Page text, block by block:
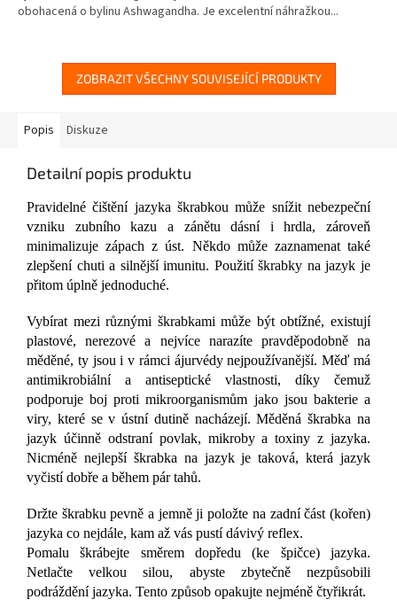
5
obohacená o bylinu Ashwagandha. Je excelentní náhražkou...
ZOBRAZIT VŠECHNY SOUVISEJÍCÍ PRODUKTY
Popis Diskuze
Detailní popis produktu
Pravidelné čištění jazyka škrabkou může snížit nebezpeční
vzniku zubního kazu a zánětu dásní i hrdla, zároveň
minimalizuje zápach z úst. Někdo může zaznamenat také
zlepšení chuti a silnější imunitu. Použití škrabky na jazyk je
přitom úplně jednoduché.
Vybírat mezi různými škrabkami může být obtížné, existují
plastové, nerezové a nejvíce narazíte pravděpodobně na
měděné, ty jsou i v rámci ájurvédy nejpoužívanější. Měď má
antimikrobiální a antiseptické vlastnosti, díky čemuž
podporuje boj proti mikroorganismům jako jsou bakterie a
viry, které se v ústní dutině nacházejí. Měděná škrabka na
jazyk účinně odstraní povlak, mikroby a toxiny z jazyka.
Nicméně nejlepší škrabka na jazyk je taková, která jazyk
vyčistí dobře a během pár tahů.
Držte škrabku pevně a jemně ji položte na zadní část (kořen)
jazyka co nejdále, kam až vás pustí dávivý reflex.
Pomalu škrábejte směrem dopředu (ke špičce) jazyka.
Netlačte velkou silou, abyste zbytečně nezpůsobili
podráždění jazyka. Tento způsob opakujte nejméně čtyřikrát.